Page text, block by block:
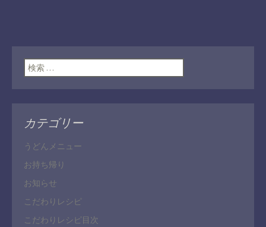
検索:
カテゴリー
うどんメニュー
お持ち帰り
お知らせ
こだわりレシピ
こだわりレシピ目次